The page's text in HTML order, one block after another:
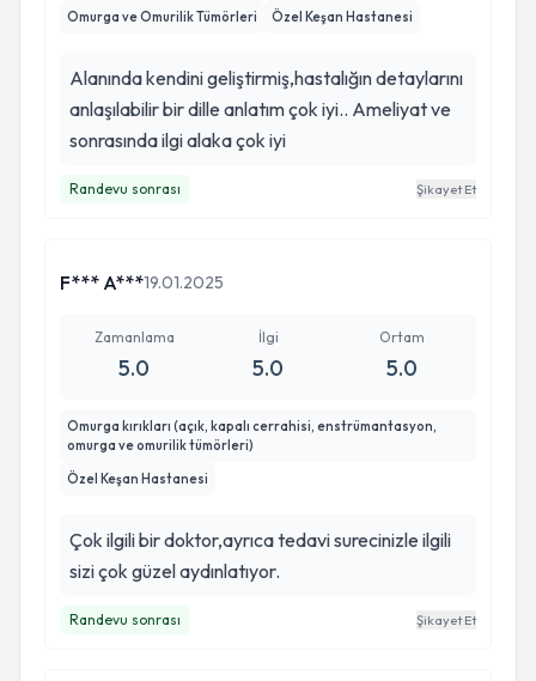
Omurga ve Omurilik Tümörleri Özel Keşan Hastanesi
Alanında kendini geliştirmiş,hastalığın detaylarını
anlaşılabilir bir dille anlatım çok iyi.. Ameliyat ve
sonrasında ilgi alaka çok iyi
Randevu sonrası Şikayet Et
F*** A***19.01.2025
Zamanlama
5.0
İlgi
5.0
Ortam
5.0
Omurga kırıkları (açık, kapalı cerrahisi, enstrümantasyon,
omurga ve omurilik tümörleri)
Özel Keşan Hastanesi
Çok ilgili bir doktor,ayrıca tedavi surecinizle ilgili
sizi çok güzel aydınlatıyor.
Randevu sonrası Şikayet Et